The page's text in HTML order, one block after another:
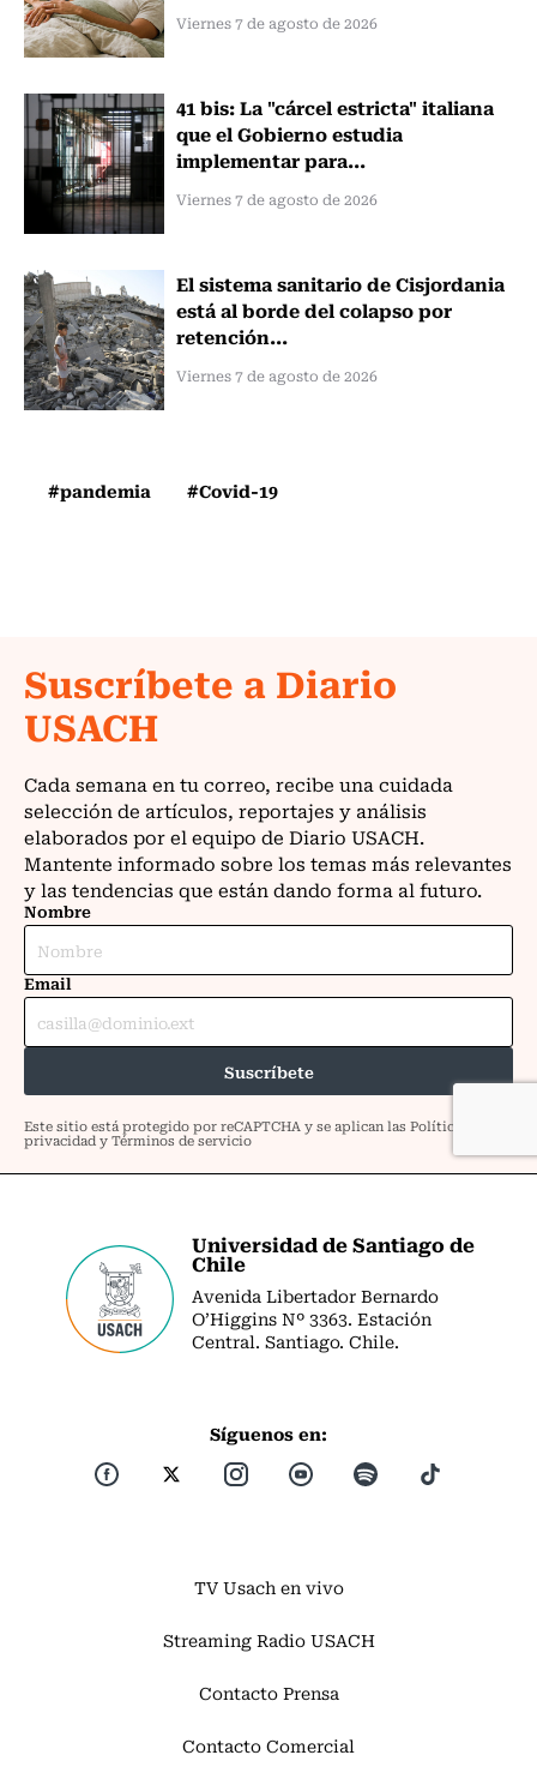
Viernes 7 de agosto de 2026
41 bis: La "cárcel estricta" italiana
que el Gobierno estudia
implementar para...
Viernes 7 de agosto de 2026
El sistema sanitario de Cisjordania
está al borde del colapso por
retención...
Viernes 7 de agosto de 2026
#pandemia #Covid-19
Universidad de Santiago de
Chile
Avenida Libertador Bernardo
O’Higgins Nº 3363. Estación
Central. Santiago. Chile.
Síguenos en:
TV Usach en vivo
Streaming Radio USACH
Contacto Prensa
Contacto Comercial